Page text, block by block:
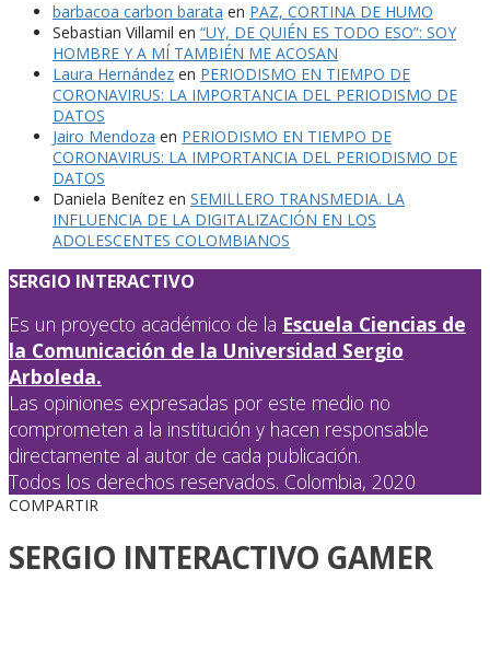
barbacoa carbon barata en PAZ, CORTINA DE HUMO
Sebastian Villamil en “UY, DE QUIÉN ES TODO ESO”: SOY
HOMBRE Y A MÍ TAMBIÉN ME ACOSAN
Laura Hernández en PERIODISMO EN TIEMPO DE
CORONAVIRUS: LA IMPORTANCIA DEL PERIODISMO DE
DATOS
Jairo Mendoza en PERIODISMO EN TIEMPO DE
CORONAVIRUS: LA IMPORTANCIA DEL PERIODISMO DE
DATOS
Daniela Benítez en SEMILLERO TRANSMEDIA. LA
INFLUENCIA DE LA DIGITALIZACIÓN EN LOS
ADOLESCENTES COLOMBIANOS
SERGIO INTERACTIVO
Es un proyecto académico de la Escuela Ciencias de
la Comunicación de la Universidad Sergio
Arboleda.
Las opiniones expresadas por este medio no
comprometen a la institución y hacen responsable
directamente al autor de cada publicación.
Todos los derechos reservados. Colombia, 2020
COMPARTIR
SERGIO INTERACTIVO GAMER